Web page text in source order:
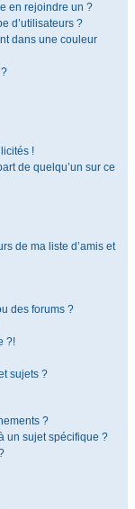
en rejoindre un ?
d’utilisateurs ?
dans une couleur
!
de quelqu’un sur ce
de ma liste d’amis et
des forums ?
?!
sujets ?
?
un sujet spécifique ?